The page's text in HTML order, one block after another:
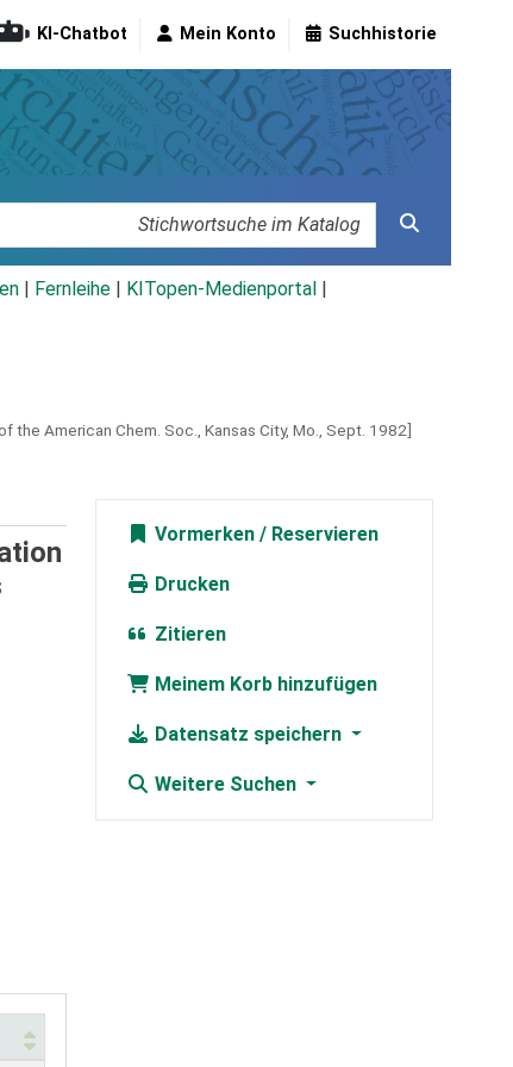
KI-Chatbot Mein Konto Suchhistorie
Fernleihe KITopen-Medienportal
American Chem. Soc., Kansas City, Mo., Sept. 1982]
Vormerken
Drucken
Zitieren
Meinem Korb hinzufügen
Datensatz speichern
Weitere Suchen